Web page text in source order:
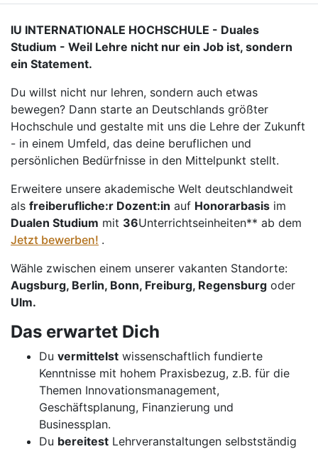
IU INTERNATIONALE HOCHSCHULE - Duales
Studium - Weil Lehre nicht nur ein Job ist, sondern
ein Statement.
Du willst nicht nur lehren, sondern auch etwas
bewegen? Dann starte an Deutschlands größter
Hochschule und gestalte mit uns die Lehre der Zukunft
- in einem Umfeld, das deine beruflichen und
persönlichen Bedürfnisse in den Mittelpunkt stellt.
Erweitere unsere akademische Welt deutschlandweit
als freiberufliche:r Dozent:in auf Honorarbasis im
Dualen Studium mit 36Unterrichtseinheiten** ab dem
Jetzt bewerben! .
Wähle zwischen einem unserer vakanten Standorte:
Augsburg, Berlin, Bonn, Freiburg, Regensburg oder
Ulm.
Das erwartet Dich
Du vermittelst wissenschaftlich fundierte
Kenntnisse mit hohem Praxisbezug, z.B. für die
Themen Innovationsmanagement,
Geschäftsplanung, Finanzierung und
Businessplan.
Du bereitest Lehrveranstaltungen selbstständig